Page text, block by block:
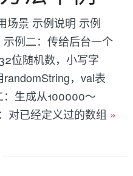
场景 示例说明 示例
例二：传给后台一个
位随机数，小写字
，val表
生成从100000～
对已经定义过的数组 »